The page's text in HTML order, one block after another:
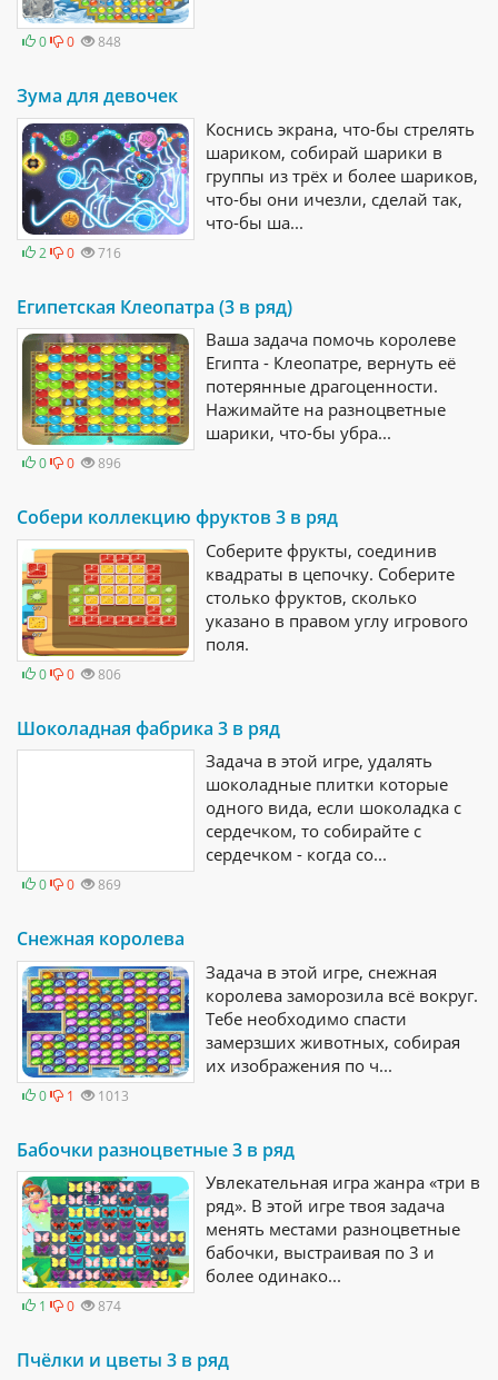
0 0 848
Зума для девочек
2 0 716
Коснись экрана, что-бы стрелять
шариком, собирай шарики в
группы из трёх и более шариков,
что-бы они ичезли, сделай так,
что-бы ша...
Египетская Клеопатра (3 в ряд)
0 0 896
Ваша задача помочь королеве
Египта - Клеопатре, вернуть её
потерянные драгоценности.
Нажимайте на разноцветные
шарики, что-бы убра...
Собери коллекцию фруктов 3 в ряд
0 0 806
Соберите фрукты, соединив
квадраты в цепочку. Соберите
столько фруктов, сколько
указано в правом углу игрового
поля.
Шоколадная фабрика 3 в ряд
0 0 869
Задача в этой игре, удалять
шоколадные плитки которые
одного вида, если шоколадка с
сердечком, то собирайте с
сердечком - когда со...
Снежная королева
0 1 1013
Задача в этой игре, снежная
королева заморозила всё вокруг.
Тебе необходимо спасти
замерзших животных, собирая
их изображения по ч...
Бабочки разноцветные 3 в ряд
1 0 874
Увлекательная игра жанра «три в
ряд». В этой игре твоя задача
менять местами разноцветные
бабочки, выстраивая по 3 и
более одинако...
Пчёлки и цветы 3 в ряд